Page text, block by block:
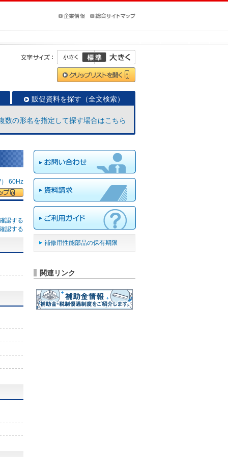
販促資料を探す（全文検索）
数の形名を指定して探す場合はこちら
60Hz
認する
認する
補修用性能部品の保有期限
関連リンク